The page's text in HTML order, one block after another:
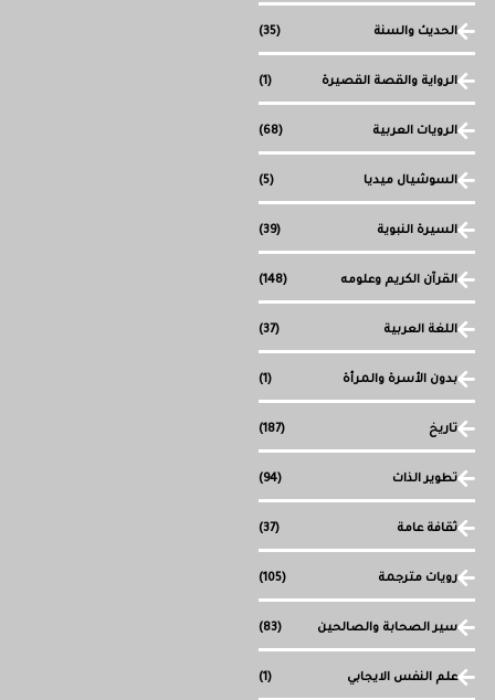
الحديث والسنة (35)
الرواية والقصة القصيرة (1)
الرويات العربية (68)
السوشيال ميديا (5)
السيرة النبوية (39)
القرآن الكريم وعلومه (148)
اللغة العربية (37)
بدون الأسرة والمرأة (1)
تاريخ (187)
تطوير الذات (94)
ثقافة عامة (37)
رويات مترجمة (105)
سير الصحابة والصالحين (83)
علم النفس الايجابي (1)